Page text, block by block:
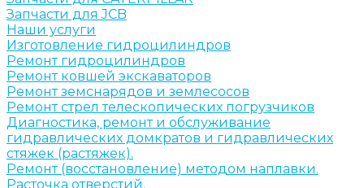
Запчасти для JCB
Наши услуги
Изготовление гидроцилиндров
Ремонт гидроцилиндров
Ремонт ковшей экскаваторов
Ремонт земснарядов и землесосов
Ремонт стрел телескопических погрузчиков
Диагностика, ремонт и обслуживание
гидравлических домкратов и гидравлических
стяжек (растяжек).
Ремонт (восстановление) методом наплавки.
Расточка отверстий.